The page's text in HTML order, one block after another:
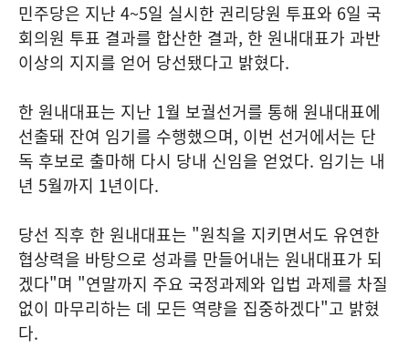
민주당은 지난 4~5일 실시한 권리당원 투표와 6일 국
회의원 투표 결과를 합산한 결과, 한 원내대표가 과반
이상의 지지를 얻어 당선됐다고 밝혔다.
한 원내대표는 지난 1월 보궐선거를 통해 원내대표에
선출돼 잔여 임기를 수행했으며, 이번 선거에서는 단
독 후보로 출마해 다시 당내 신임을 얻었다. 임기는 내
년 5월까지 1년이다.
당선 직후 한 원내대표는 "원칙을 지키면서도 유연한
협상력을 바탕으로 성과를 만들어내는 원내대표가 되
겠다"며 "연말까지 주요 국정과제와 입법 과제를 차질
없이 마무리하는 데 모든 역량을 집중하겠다"고 밝혔
다.